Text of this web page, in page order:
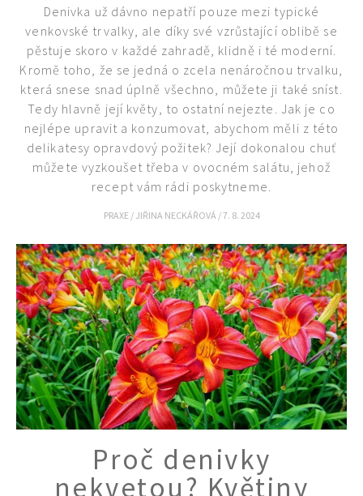
Denivka už dávno nepatří pouze mezi typické
venkovské trvalky, ale díky své vzrůstající oblibě se
pěstuje skoro v každé zahradě, klidně i té moderní.
Kromě toho, že se jedná o zcela nenáročnou trvalku,
která snese snad úplně všechno, můžete ji také sníst.
Tedy hlavně její květy, to ostatní nejezte. Jak je co
nejlépe upravit a konzumovat, abychom měli z této
delikatesy opravdový požitek? Její dokonalou chuť
můžete vyzkoušet třeba v ovocném salátu, jehož
recept vám rádi poskytneme.
PRAXE / JIŘINA NECKÁŘOVÁ /7. 8. 2024
Proč denivky
nekvetou? Květiny